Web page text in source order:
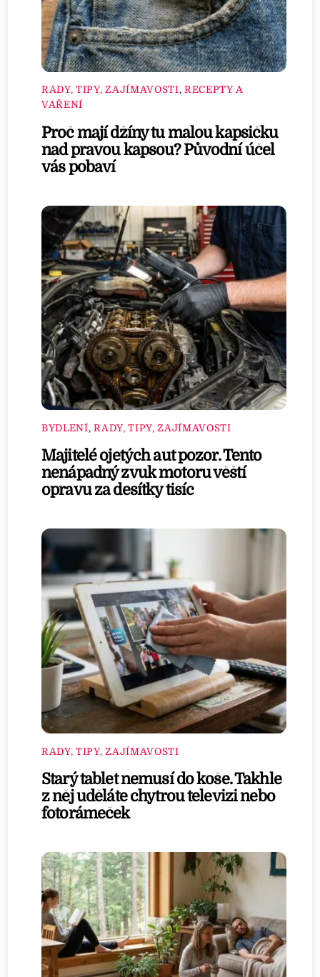
RADY, TIPY, ZAJÍMAVOSTI, RECEPTY A
VAŘENÍ
Proč mají džíny tu malou kapsičku
nad pravou kapsou? Původní účel
vás pobaví
BYDLENÍ,RADY, TIPY, ZAJÍMAVOSTI
Majitelé ojetých aut pozor. Tento
nenápadný zvuk motoru věští
opravu za desítky tisíc
RADY, TIPY, ZAJÍMAVOSTI
Starý tablet nemusí do koše. Takhle
z něj uděláte chytrou televizi nebo
fotorámeček